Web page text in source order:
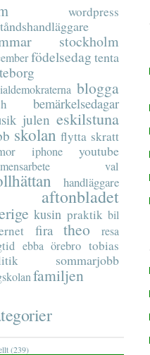
wordpress
stockholm
födelsedag tenta
blogga
bemärkelsedagar
julen eskilstuna
skolan flytta skratt
iphone youtube
val
handläggare
aftonbladet
kusin praktik bil
fira theo resa
ebba örebro tobias
sommarjobb
familjen
(239)